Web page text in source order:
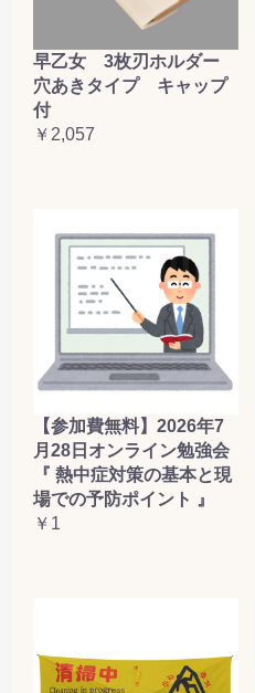
早乙女 3枚刃ホルダー
穴あきタイプ キャップ
付
￥2,057
【参加費無料】2026年7
月28日オンライン勉強会
『 熱中症対策の基本と現
場での予防ポイント 』
￥1